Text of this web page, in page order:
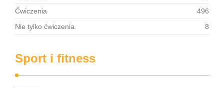
Ćwiczenia
496
Nie tylko ćwiczenia
8
Sport i fitness